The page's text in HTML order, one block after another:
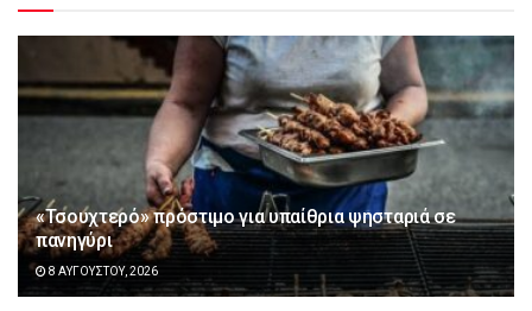
«Τσουχτερό» πρόστιμο για υπαίθρια ψησταριά σε
πανηγύρι
8 ΑΥΓΟΎΣΤΟΥ, 2026